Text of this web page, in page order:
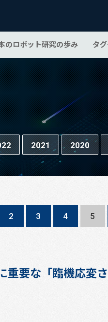
のロボット研究の歩み タ
2021 2020
2 3 4 5
重要な「臨機応